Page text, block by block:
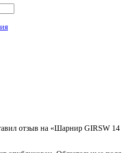
отзыв на «Шарнир GIRSW 14